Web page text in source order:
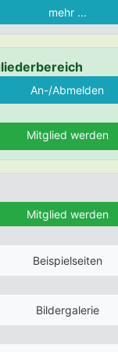
mehr ...
Mitglied werden
Mitglied werden
Beispielseiten
Bildergalerie